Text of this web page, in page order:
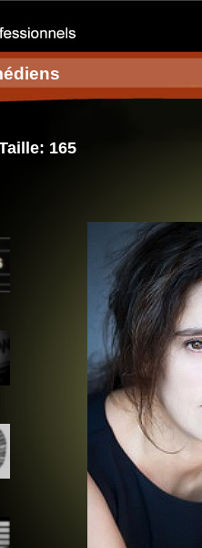
165